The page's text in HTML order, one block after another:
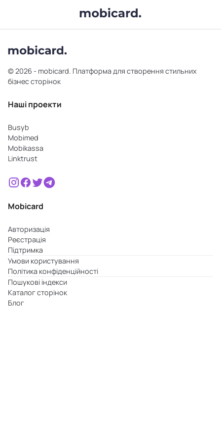
© 2026 - mobicard. Платформа для створення стильних
бізнес сторінок
Наші проекти
Busyb
Mobimed
Mobikassa
Linktrust
Mobicard
Авторизація
Реєстрація
Підтримка
Умови користування
Політика конфіденційності
Пошукові індекси
Каталог сторінок
Блог